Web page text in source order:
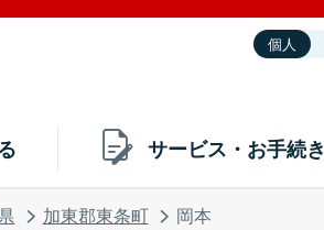
個人
サービス・お手続き
加東郡東条町 岡本